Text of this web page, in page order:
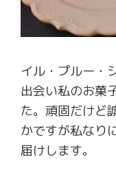
イル・プルー・
出会い私のお菓
た。頑固だけど
かですが私なり
届けします。